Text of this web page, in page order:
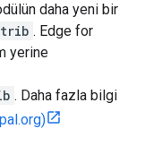
daha yeni bir
. Edge for
yerine
. Daha fazla bilgi